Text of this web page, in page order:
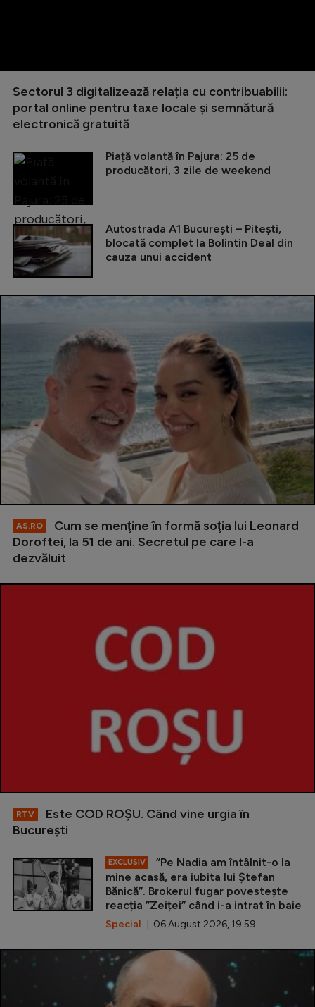
Sectorul 3 digitalizează relația cu contribuabilii:
portal online pentru taxe locale și semnătură
electronică gratuită
Piață volantă în Pajura: 25 de
producători, 3 zile de weekend
Autostrada A1 București – Pitești,
blocată complet la Bolintin Deal din
cauza unui accident
AS.RO
Cum se menţine în formă soţia lui Leonard
Doroftei, la 51 de ani. Secretul pe care l-a
dezvăluit
RTV
Este COD ROŞU. Când vine urgia în
Bucureşti
EXCLUSIV
”Pe Nadia am întâlnit-o la
mine acasă, era iubita lui Ștefan
Bănică”. Brokerul fugar povestește
reacția ”Zeiței” când i-a intrat în baie
Special | 06 August 2026, 19:59